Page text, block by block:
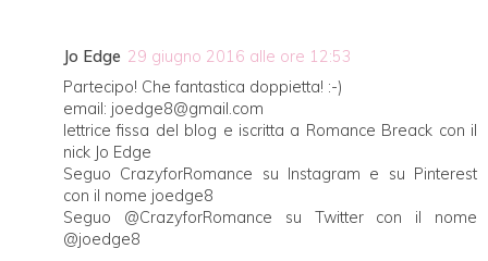
Jo Edge 29 giugno 2016 alle ore 12:53
Partecipo! Che fantastica doppietta! :-)
email: joedge8@gmail.com
lettrice fissa del blog e iscritta a Romance Breack con il
nick Jo Edge
Seguo CrazyforRomance su Instagram e su Pinterest
con il nome joedge8
Seguo @CrazyforRomance su Twitter con il nome
@joedge8